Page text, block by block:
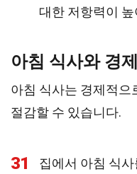
대한 저항력이
아침 식사와 경
아침 식사는 경제적으
절감할 수 있습니다.
31
집에서 아침 식